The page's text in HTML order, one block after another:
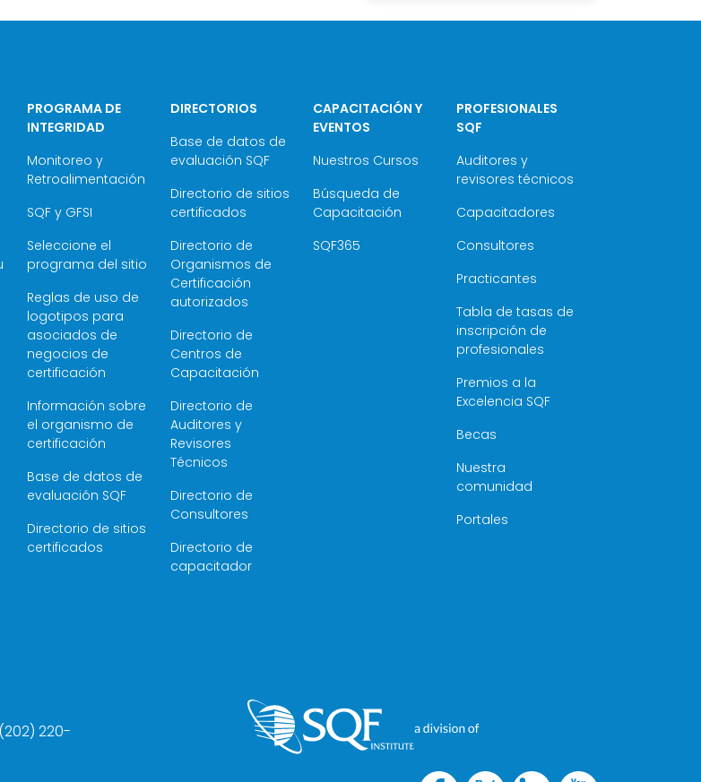
PROGRAMA DE
INTEGRIDAD
Monitoreo y
Retroalimentación
SQF y GFSI
Seleccione el
programa del sitio
Reglas de uso de
logotipos para
asociados de
negocios de
certificación
Información sobre
el organismo de
certificación
Base de datos de
evaluación SQF
Directorio de sitios
certificados
DIRECTORIOS
Base de datos de
evaluación SQF
Directorio de sitios
certificados
Directorio de
Organismos de
Certificación
autorizados
Directorio de
Centros de
Capacitación
Directorio de
Auditores y
Revisores
Técnicos
Directorio de
Consultores
Directorio de
capacitador
CAPACITACIÓN Y
EVENTOS
Nuestros Cursos
Búsqueda de
Capacitación
SQF365
PROFESIONALES
SQF
Auditores y
revisores técnicos
Capacitadores
Consultores
Practicantes
Tabla de tasas de
inscripción de
profesionales
Premios a la
Excelencia SQF
Becas
Nuestra
comunidad
Portales
220-